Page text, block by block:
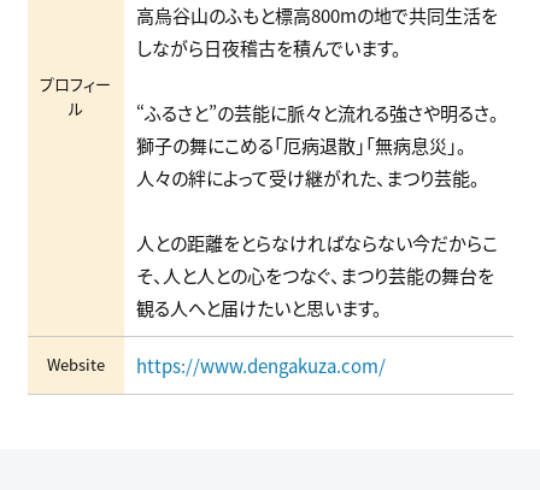
プロフィー
ル
高烏谷山のふもと標高800mの地で共同生活を
しながら日夜稽古を積んでいます。
“ふるさと”の芸能に脈々と流れる強さや明るさ。
獅子の舞にこめる「厄病退散」「無病息災」。
人々の絆によって受け継がれた、まつり芸能。
人との距離をとらなければならない今だからこ
そ、人と人との心をつなぐ、まつり芸能の舞台を
観る人へと届けたいと思います。
Website https://www.dengakuza.com/